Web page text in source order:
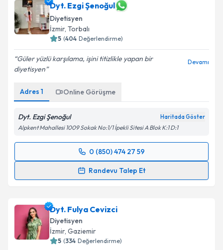
Dyt. Ezgi Şenoğul
Diyetisyen
İzmir, Torbalı
5 (404 Değerlendirme)
Güler yüzlü karşılama, işini titizlikle yapan bir
diyetisyen
Devamı
Adres 1 Online Görüşme
Dyt. Ezgi Şenoğul Haritada Göster
Alpkent Mahallesi 1009 Sokak No:1/1 İpekli Sitesi A Blok K:1 D:1
0 (850) 474 27 59
Randevu Talep Et
Randevu Takvimi Talebi
takvim hazırlandığında e-posta ile bilgilendireceğiz.
E-posta Adresiniz
Dyt. Fulya Cevizci
Diyetisyen
İzmir, Gaziemir
5 (334 Değerlendirme)